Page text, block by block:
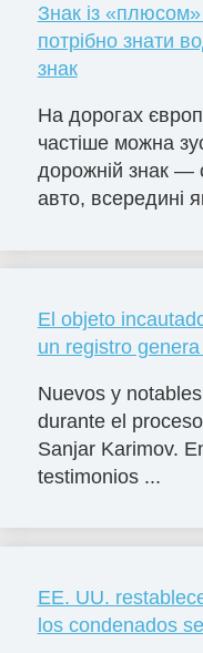
Знак із
потрібно знати
знак
На дорогах
частіше можна
дорожній знак —
авто, всередині
El objeto
un registro
Nuevos y
durante el
Sanjar Karimov.
testimonios ...
EE. UU.
los condenados